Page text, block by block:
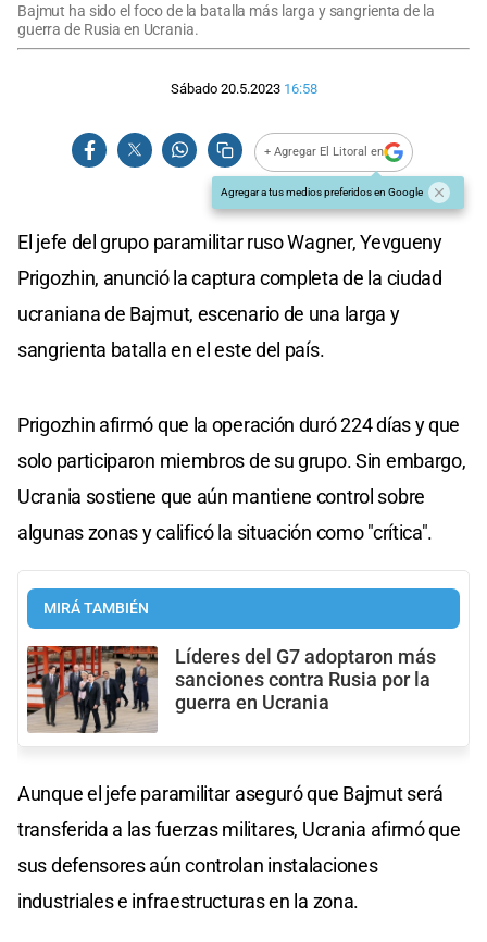
Bajmut ha sido el foco de la batalla más larga y sangrienta de la
guerra de Rusia en Ucrania.
Sábado 20.5.2023 16:58
+ Agregar El Litoral en
Agregar a tus medios preferidos en Google
El jefe del grupo paramilitar ruso Wagner, Yevgueny
Prigozhin, anunció la captura completa de la ciudad
ucraniana de Bajmut, escenario de una larga y
sangrienta batalla en el este del país.
Prigozhin afirmó que la operación duró 224 días y que
solo participaron miembros de su grupo. Sin embargo,
Ucrania sostiene que aún mantiene control sobre
algunas zonas y calificó la situación como "crítica".
MIRÁ TAMBIÉN
Líderes del G7 adoptaron más
sanciones contra Rusia por la
guerra en Ucrania
Aunque el jefe paramilitar aseguró que Bajmut será
transferida a las fuerzas militares, Ucrania afirmó que
sus defensores aún controlan instalaciones
industriales e infraestructuras en la zona.